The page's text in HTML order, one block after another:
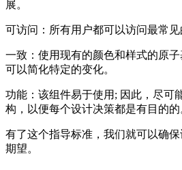
展。
可访问：所有用户都可以访问最常见
一致：使用现有的颜色和样式的原
可以简化特定的变化。
功能：该组件易于使用; 因此，尽可
构，以便每个设计决策都是有目的的
有了这个指导标准，我们就可以确
期望。